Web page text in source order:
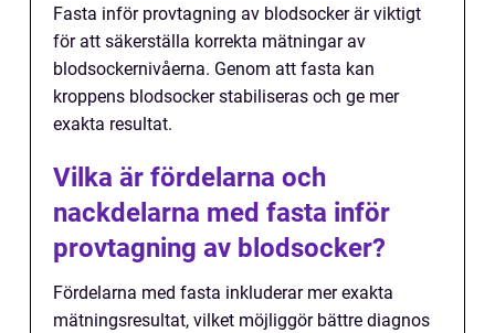
Fasta inför provtagning av blodsocker är viktigt
för att säkerställa korrekta mätningar av
blodsockernivåerna. Genom att fasta kan
kroppens blodsocker stabiliseras och ge mer
exakta resultat.
Vilka är fördelarna och
nackdelarna med fasta inför
provtagning av blodsocker?
Fördelarna med fasta inkluderar mer exakta
mätningsresultat, vilket möjliggör bättre diagnos